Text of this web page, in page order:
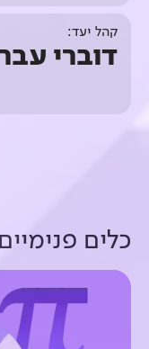
קהל יעד:
דוברי
כלים